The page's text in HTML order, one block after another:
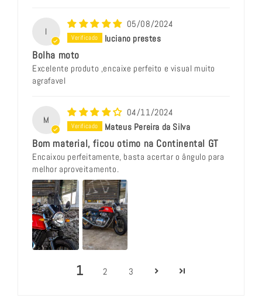
l
05/08/2024
luciano prestes
Bolha moto
Excelente produto ,encaixe perfeito e visual muito
agrafavel
M
04/11/2024
Mateus Pereira da Silva
Bom material, ficou otimo na Continental GT
Encaixou perfeitamente, basta acertar o ângulo para
melhor aproveitamento.
1 2 3